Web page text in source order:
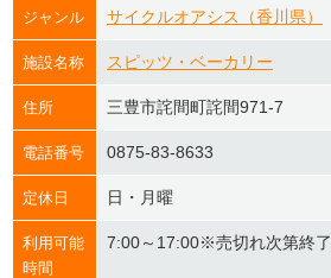
ジャンル サイクルオアシス（香川県）
施設名称 スピッツ・ベーカリー
住所 三豊市詫間町詫間971-7
電話番号 0875-83-8633
定休日 日・月曜
利用可能
時間
7:00～17:00※売切れ次第終了